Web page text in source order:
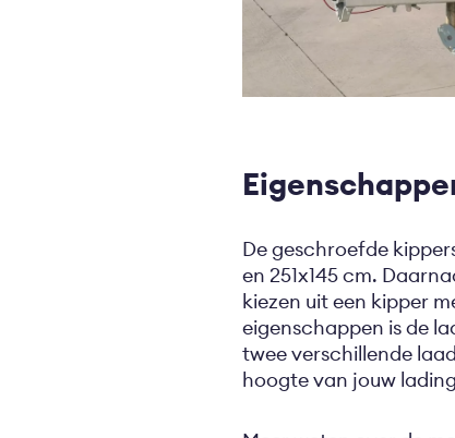
De geschroefde
en 251x145 cm.
kiezen uit een kipper
eigenschappen is de
twee verschillende
hoogte van jouw